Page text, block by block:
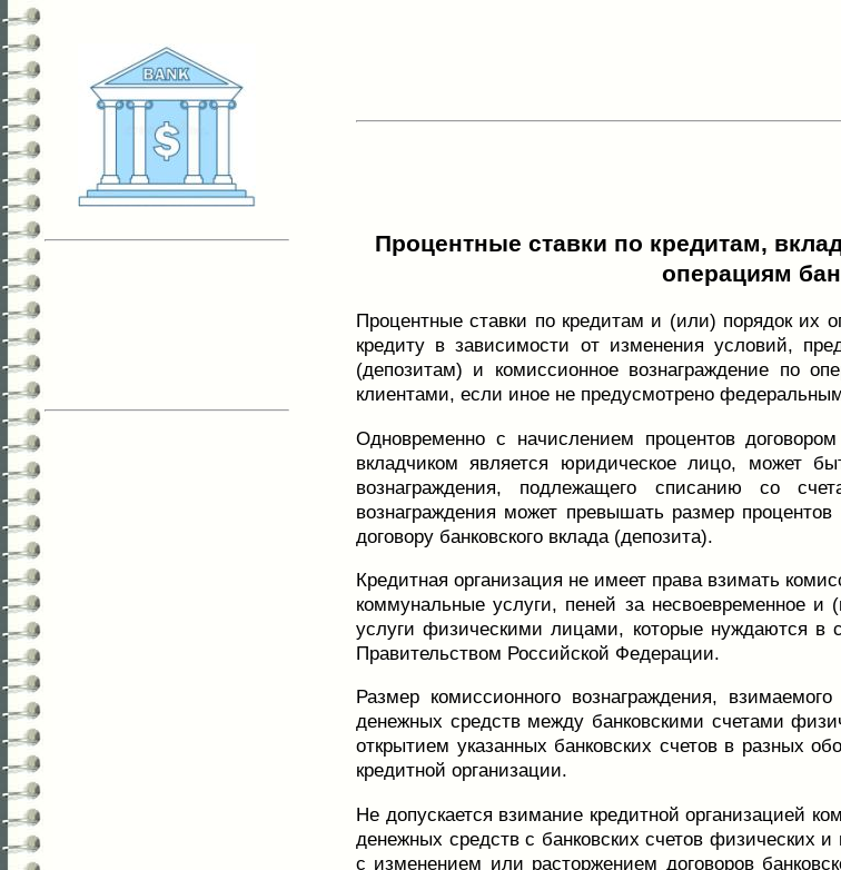
Процентные ставки по кредитам,
операциям
Процентные ставки по кредитам и (или) порядок их
кредиту в зависимости от изменения условий,
(депозитам) и комиссионное вознаграждение по
клиентами, если иное не предусмотрено
Одновременно с начислением процентов
вкладчиком является юридическое лицо, может
вознаграждения, подлежащего списанию со
вознаграждения может превышать размер
договору банковского вклада (депозита).
Кредитная организация не имеет права взимать
коммунальные услуги, пеней за несвоевременное
услуги физическими лицами, которые нуждаются в
Правительством Российской Федерации.
Размер комиссионного вознаграждения,
денежных средств между банковскими счетами
открытием указанных банковских счетов в разных
кредитной организации.
Не допускается взимание кредитной организацией
денежных средств с банковских счетов физических
с изменением или расторжением договоров